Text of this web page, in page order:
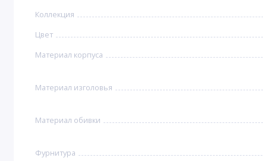
Коллекция
Цвет
Материал корпуса
Материал изголовья
Материал обивки
Фурнитура